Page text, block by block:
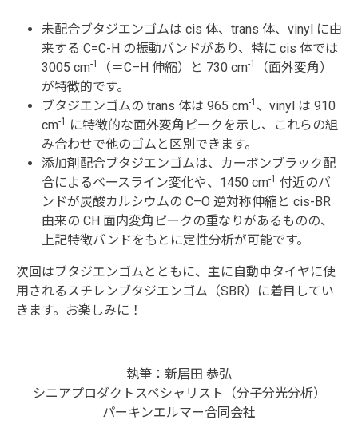
未配合ブタジエンゴムは cis 体、trans 体、vinyl に由
来する C=C-H の振動バンドがあり、特に cis 体では
3005 cm-1 （＝C–H 伸縮）と 730 cm-1
（面外変角）
が特徴的です。
ブタジエンゴムの trans 体は 965 cm-1 、vinyl は 910
cm-1
に特徴的な面外変角ピークを示し、これらの組
み合わせで他のゴムと区別できます。
添加剤配合ブタジエンゴムは、カーボンブラック配
合によるベースライン変化や、1450 cm-1 付近のバ
ンドが炭酸カルシウムの C–O 逆対称伸縮と cis-BR
由来の CH 面内変角ピークの重なりがあるものの、
上記特徴バンドをもとに定性分析が可能です。
次回はブタジエンゴムとともに、主に自動車タイヤに使
用されるスチレンブタジエンゴム（SBR）に着目してい
きます。お楽しみに！
執筆：新居田 恭弘
シニアプロダクトスペシャリスト（分子分光分析）
パーキンエルマー合同会社